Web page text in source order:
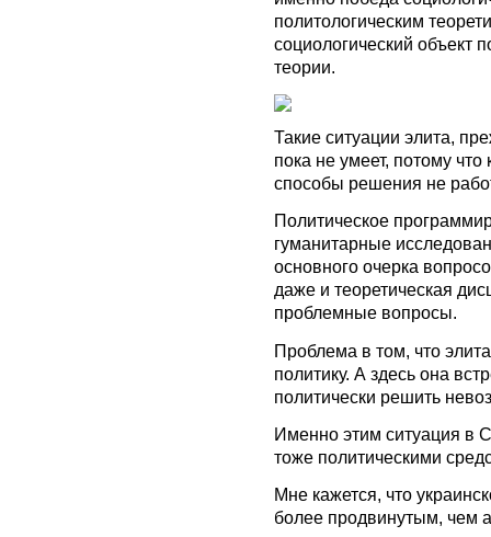
политологическим
социологический объект
теории.
Такие ситуации элита,
пока не умеет, потому
способы решения не
Политическое
гуманитарные
основного очерка
даже и теоретическая
проблемные вопросы.
Проблема в том, что
политику. А здесь она
политически решить
Именно этим ситуация в
тоже политическими
Мне кажется, что
более продвинутым, чем